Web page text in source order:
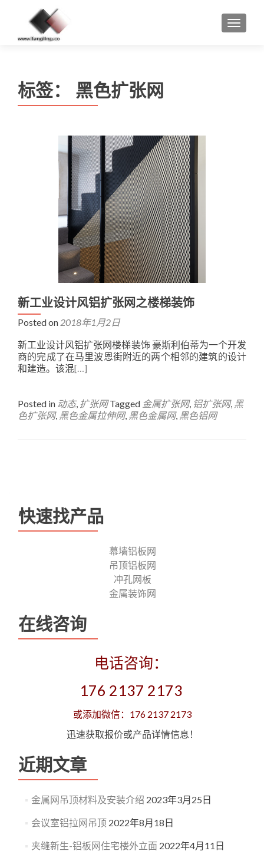
MENU
标签： 黑色扩张网
新工业设计风铝扩张网之楼梯装饰
Posted on 2018年1月2日
新工业设计风铝扩张网楼梯装饰 豪斯利伯蒂为一个开发
商的完成了在马里波恩街附近的两个相邻的建筑的设计
和建造。该混[…]
Posted in 动态, 扩张网 Tagged 金属扩张网, 铝扩张网, 黑
色扩张网, 黑色金属拉伸网, 黑色金属网, 黑色铝网
快速找产品
幕墙铝板网
吊顶铝板网
冲孔网板
金属装饰网
在线咨询
电话咨询：
176 2137 2173
或添加微信：176 2137 2173
迅速获取报价或产品详情信息！
近期文章
金属网吊顶材料及安装介绍 2023年3月25日
会议室铝拉网吊顶 2022年8月18日
夹缝新生-铝板网住宅楼外立面 2022年4月11日